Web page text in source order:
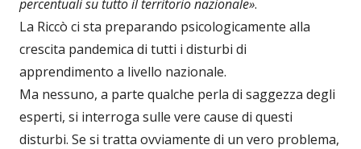
percentuali su tutto il territorio nazionale».
La Riccò ci sta preparando psicologicamente alla
crescita pandemica di tutti i disturbi di
apprendimento a livello nazionale.
Ma nessuno, a parte qualche perla di saggezza degli
esperti, si interroga sulle vere cause di questi
disturbi. Se si tratta ovviamente di un vero problema,